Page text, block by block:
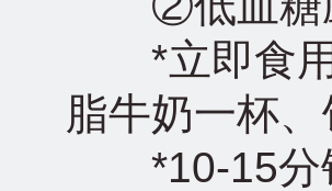
*立即食用
脂牛奶一杯
*10-15分钟